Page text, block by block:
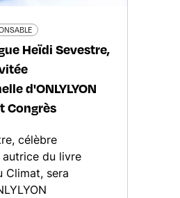
Heïdi Sevestre,
d'ONLYLYON
Congrès
célèbre
du livre
Climat, sera